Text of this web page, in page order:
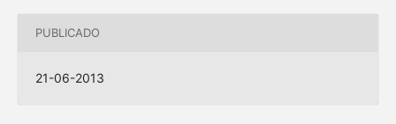
PUBLICADO
21-06-2013